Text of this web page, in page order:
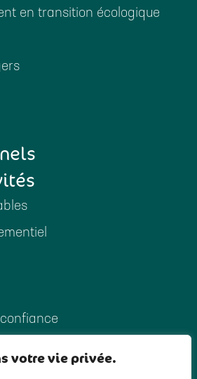
votre vie privée.
en transition écologique